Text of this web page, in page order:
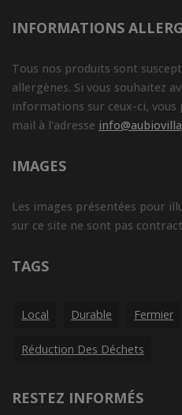
INFORMATIONS
Tous nos produits sont
allergènes. Si vous souhaitez
informations sur ceux-ci, vous
mail à l'adresse
IMAGES
Les images présentées pour
sur ce site ne sont pas
TAGS
Local Durable Fermier
Réduction Des Déchets
RESTEZ INFORMÉS